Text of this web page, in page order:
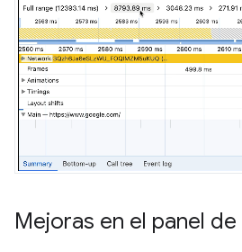
Mejoras en el panel